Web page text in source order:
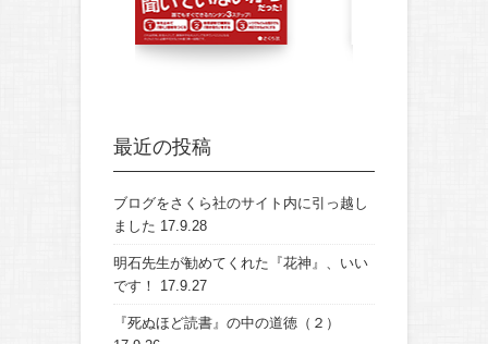
最近の投稿
ブログをさくら社のサイト内に引っ越し
ました 17.9.28
明石先生が勧めてくれた『花神』、いい
です！
17.9.27
『死ぬほど読書』の中の道徳（２）